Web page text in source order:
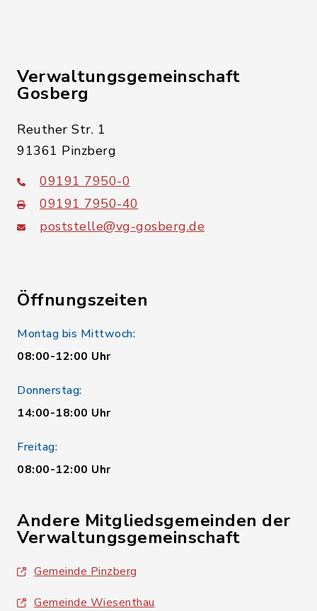
Verwaltungsgemeinschaft
Gosberg
Reuther Str. 1
91361 Pinzberg
09191 7950-0
09191 7950-40
poststelle@vg-gosberg.de
Öffnungszeiten
Montag bis Mittwoch:
08:00-12:00 Uhr
Donnerstag:
14:00-18:00 Uhr
Freitag:
08:00-12:00 Uhr
Andere Mitgliedsgemeinden der
Verwaltungsgemeinschaft
Gemeinde Pinzberg
Gemeinde Wiesenthau